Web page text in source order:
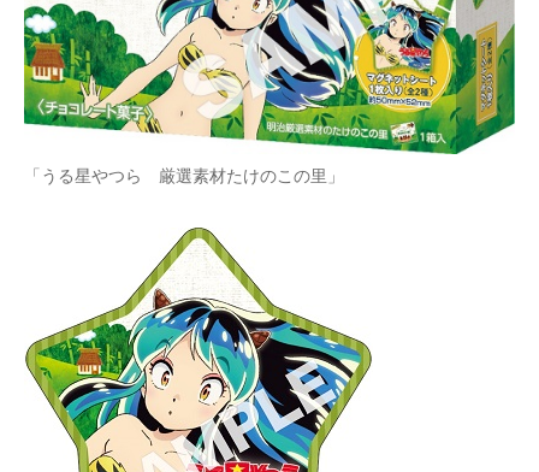
「うる星やつら 厳選素材たけのこの里」